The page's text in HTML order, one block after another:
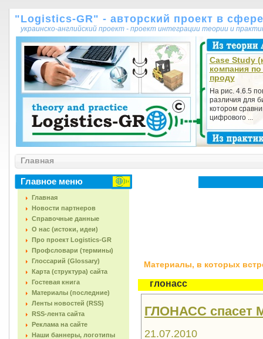
"Logistics-GR" - авторский проект в
украинско-английский проект - проект интеграции теории и
Case Study
компания
проду
На рис. 4.6.5
различия для
котором
цифрового ...
Главная
Главное меню
Главная
Новости партнеров
Справочные данные
О нас (истоки, идеи)
Про проект Logistics-GR
Профсловари (термины)
Глоссарий (Glossary)
Карта (структура) сайта
Гостевая книга
Материалы (последние)
Ленты новостей (RSS)
RSS-лента сайта
Реклама на сайте
Наши баннеры, логотипы
Материалы, в которых
глонасс
ГЛОНАСС спасет
21.07.2010